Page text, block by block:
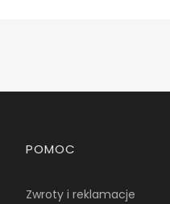
Linki w stopce
POMOC
Zwroty i reklamacje